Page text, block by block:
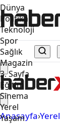
Dünya
Politika
Teknoloji
Spor
Sağlık
Magazin
3. Sayfa
Eğitim
Sinema
Yerel
Yaşam
Anasayfa›Yerel